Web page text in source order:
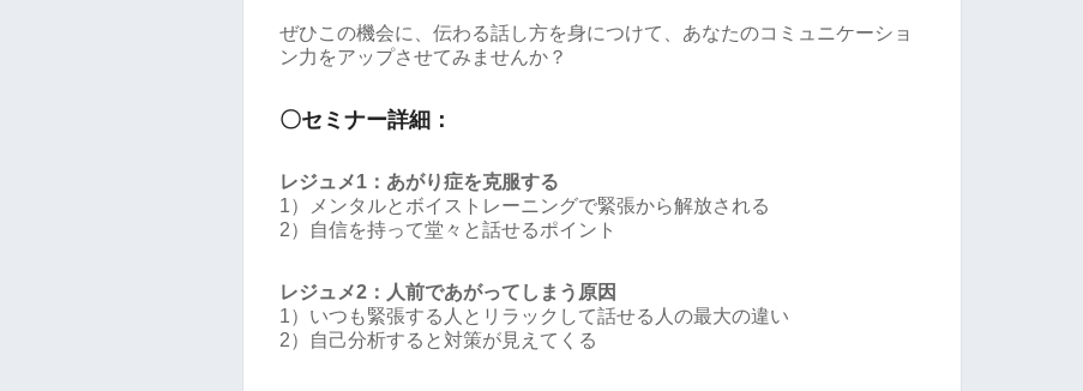
ぜひこの機会に、伝わる話し方を身につけて、あなたのコミュニケーショ
ン力をアップさせてみませんか？
〇セミナー詳細：
レジュメ1：あがり症を克服する
1）メンタルとボイストレーニングで緊張から解放される
2）自信を持って堂々と話せるポイント
レジュメ2：人前であがってしまう原因
1）いつも緊張する人とリラックして話せる人の最大の違い
2）自己分析すると対策が見えてくる